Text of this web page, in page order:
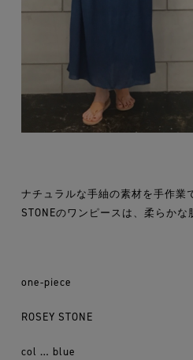
ナチュラルな手紬の素材を手作業
STONEのワンピースは、柔らかな
one-piece
ROSEY STONE
col … blue